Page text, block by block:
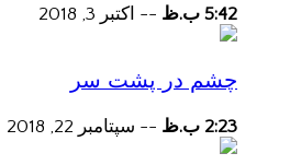
5:42 ب.ظ -- اکتبر 3, 2018
چشم در پشت سر
2:23 ب.ظ -- سپتامبر 22, 2018